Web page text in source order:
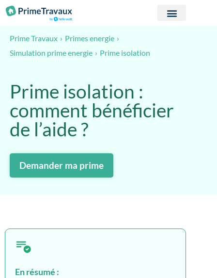
Passer au contenu
Prime Travaux
Primes energie
Simulation prime energie
Prime isolation
Prime isolation :
comment bénéficier
de l’aide ?
Demander ma prime
En résumé :